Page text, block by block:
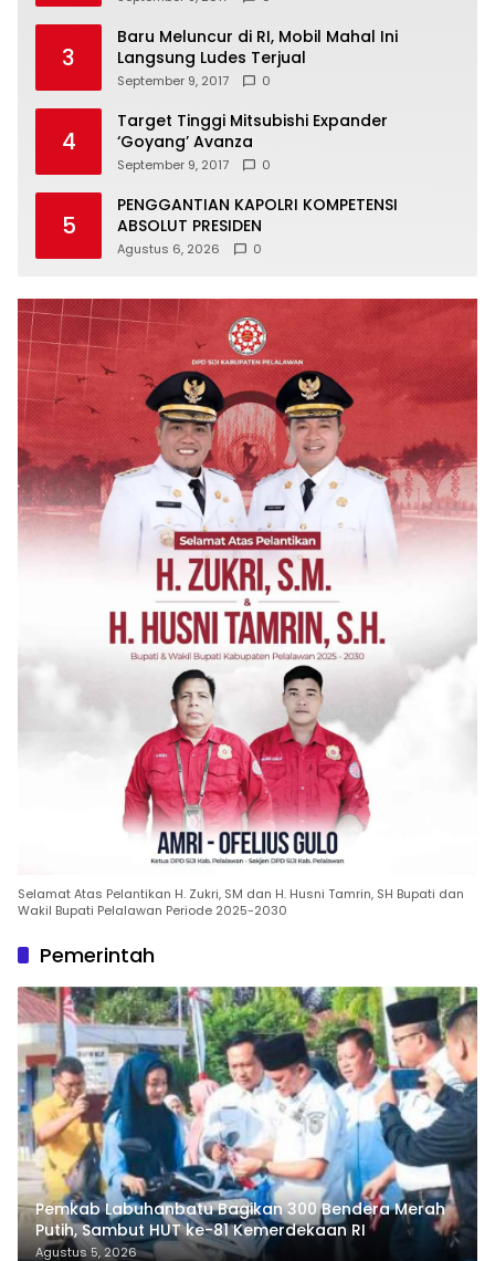
3
Baru Meluncur di RI, Mobil Mahal Ini
Langsung Ludes Terjual
September 9, 2017 0
4
Target Tinggi Mitsubishi Expander
‘Goyang’ Avanza
September 9, 2017 0
5
PENGGANTIAN KAPOLRI KOMPETENSI
ABSOLUT PRESIDEN
Agustus 6, 2026 0
Selamat Atas Pelantikan H. Zukri, SM dan H. Husni Tamrin, SH Bupati dan
Wakil Bupati Pelalawan Periode 2025-2030
Pemerintah
Pemkab Labuhanbatu Bagikan 300 Bendera Merah
Putih, Sambut HUT ke-81 Kemerdekaan RI
Agustus 5, 2026